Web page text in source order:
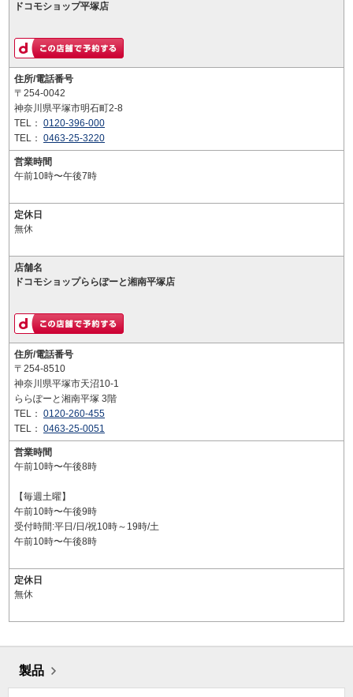
ドコモショップ平塚店
住所/電話番号
〒254-0042
神奈川県平塚市明石町2-8
TEL： 0120-396-000
TEL： 0463-25-3220
営業時間
午前10時〜午後7時
定休日
無休
店舗名
ドコモショップららぽーと湘南平塚店
住所/電話番号
〒254-8510
神奈川県平塚市天沼10-1
ららぽーと湘南平塚 3階
TEL： 0120-260-455
TEL： 0463-25-0051
営業時間
午前10時〜午後8時
【毎週土曜】
午前10時〜午後9時
受付時間:平日/日/祝10時～19時/土
午前10時〜午後8時
定休日
無休
製品